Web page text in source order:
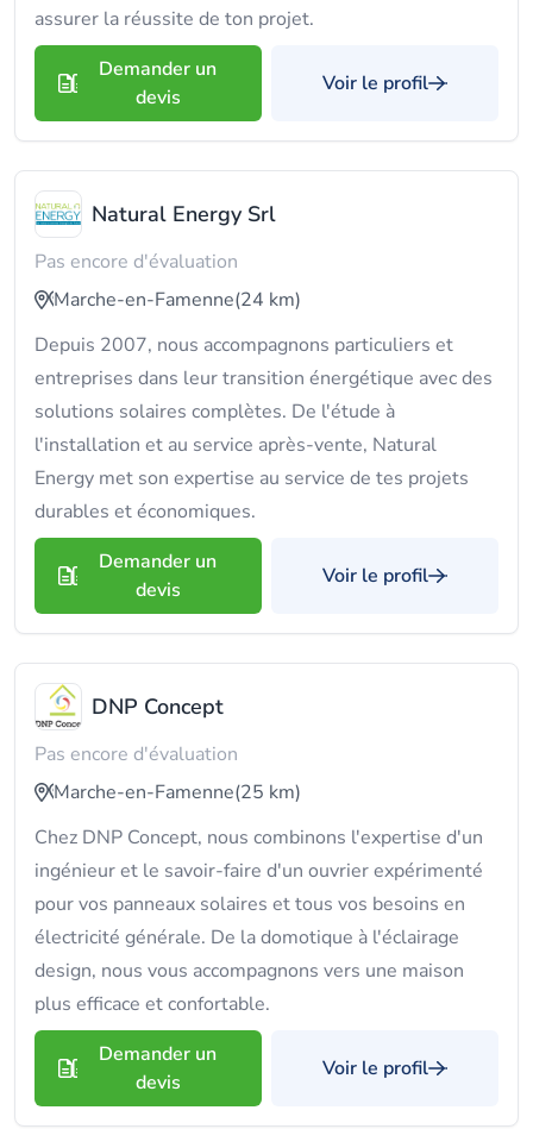
assurer la réussite de ton projet.
Demander un
devis
Voir le profil
Natural Energy Srl
Pas encore d'évaluation
Marche-en-Famenne(24 km)
Depuis 2007, nous accompagnons particuliers et
entreprises dans leur transition énergétique avec des
solutions solaires complètes. De l'étude à
l'installation et au service après-vente, Natural
Energy met son expertise au service de tes projets
durables et économiques.
Demander un
devis
Voir le profil
DNP Concept
Pas encore d'évaluation
Marche-en-Famenne(25 km)
Chez DNP Concept, nous combinons l'expertise d'un
ingénieur et le savoir-faire d'un ouvrier expérimenté
pour vos panneaux solaires et tous vos besoins en
électricité générale. De la domotique à l'éclairage
design, nous vous accompagnons vers une maison
plus efficace et confortable.
Demander un
devis
Voir le profil